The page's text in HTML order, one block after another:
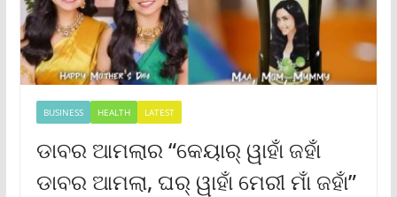
BUSINESS HEALTH LATEST
ଡାବର ଆମଲାର “କେୟାର୍ ୱାହାଁ ଜହାଁ
ଡାବର ଆମଲା, ଘର୍ ୱାହାଁ ମେରୀ ମାଁ ଜହାଁ”